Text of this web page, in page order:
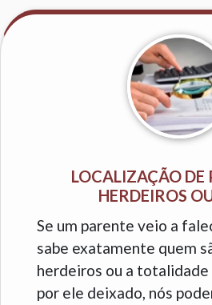
LOCALIZAÇÃO DE
HERDEIROS
Se um parente veio a
sabe exatamente quem
herdeiros ou a
por ele deixado, nós